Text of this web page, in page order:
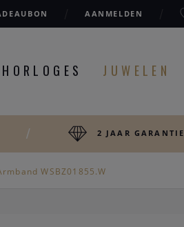
AANMELDEN
HORLOGES JUWELEN
2 JAAR GARANTIE
WSBZ01855.W